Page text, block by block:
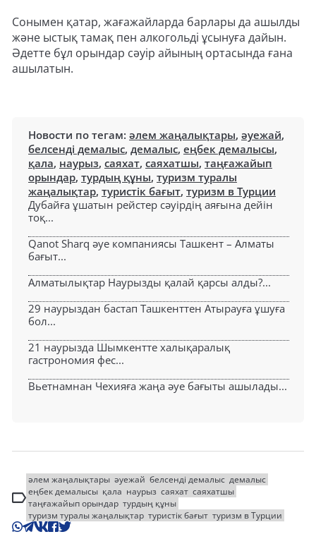
Сонымен қатар, жағажайларда барлары да ашылды
және ыстық тамақ пен алкогольді ұсынуға дайын.
Әдетте бұл орындар сәуір айының ортасында ғана
ашылатын.
Новости по тегам: әлем жаңалықтары, әуежай,
белсенді демалыс, демалыс, еңбек демалысы,
қала, наурыз, саяхат, саяхатшы, таңғажайып
орындар, турдың құны, туризм туралы
жаңалықтар, туристік бағыт, туризм в Турции
Дубайға ұшатын рейстер сәуірдің аяғына дейін
тоқ...
Qanot Sharq әуе компаниясы Ташкент – Алматы
бағыт...
Алматылықтар Наурызды қалай қарсы алды?...
29 наурыздан бастап Ташкенттен Атырауға ұшуға
бол...
21 наурызда Шымкентте халықаралық
гастрономия фес...
Вьетнамнан Чехияға жаңа әуе бағыты ашылады...
әлем жаңалықтары әуежай белсенді демалыс демалыс
еңбек демалысы қала наурыз саяхат саяхатшы
таңғажайып орындар турдың құны
туризм туралы жаңалықтар туристік бағыт туризм в Турции